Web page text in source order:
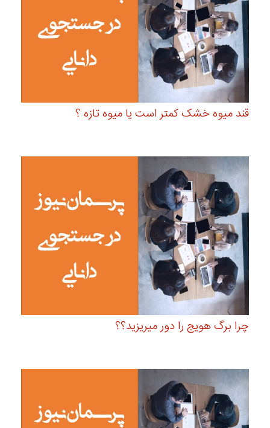
قند میوه خشک کمتر است یا میوه تازه ؟
چرا برگ هویج را دور میریزید؟؟